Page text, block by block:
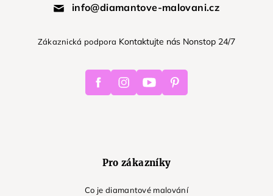
info@diamantove-malovani.cz
Zákaznická podpora Kontaktujte nás Nonstop 24/7
FacebookInstagramYoutube Pinterest
Pro zákazníky
Co je diamantové malování